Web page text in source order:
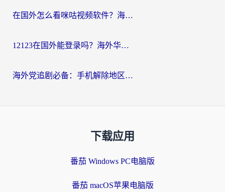
在国外怎么看咪咕视频软件？海外党亲测有效的回国加速方案
12123在国外能登录吗？海外华人必看的回国加速实用指南
海外党追剧必备：手机解除地区限制app怎么选？解决央视视频&国内剧地区限制全指南
下载应用
番茄 Windows PC电脑版
番茄 macOS苹果电脑版